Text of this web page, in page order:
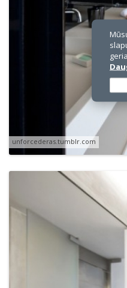
unforcederas.tumblr.com